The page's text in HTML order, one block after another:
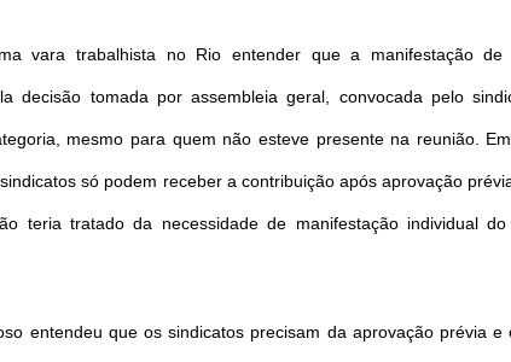
vara trabalhista no Rio entender que a manifestação de
decisão tomada por assembleia geral, convocada pelo
mesmo para quem não esteve presente na reunião.
só podem receber a contribuição após aprovação
teria tratado da necessidade de manifestação individual do
entendeu que os sindicatos precisam da aprovação prévia e